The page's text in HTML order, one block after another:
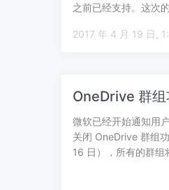
之前已经支持。这次
OneDrive 群
微软已经开始通知用
关闭 OneDrive 群组
16 日），所有的群组